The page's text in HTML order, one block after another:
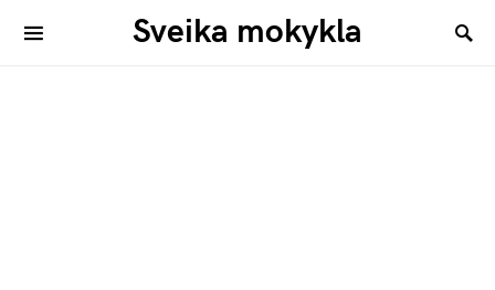
Sveika mokykla